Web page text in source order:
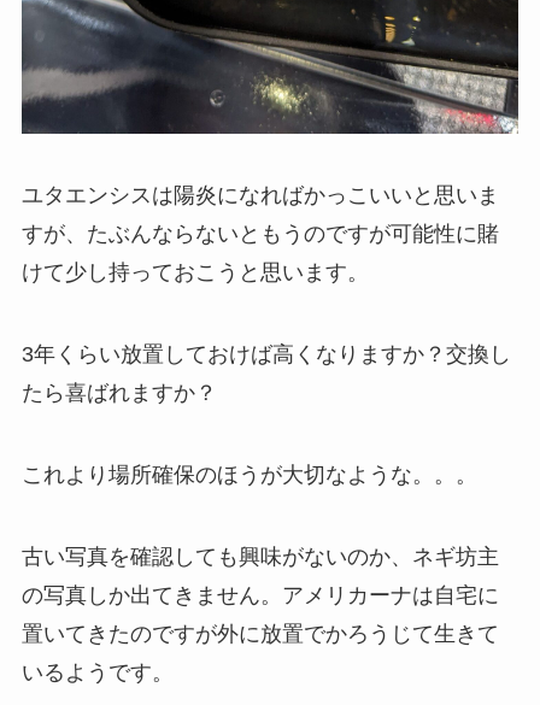
ユタエンシスは陽炎になればかっこいいと思いま
すが、たぶんならないともうのですが可能性に賭
けて少し持っておこうと思います。
3年くらい放置しておけば高くなりますか？交換し
たら喜ばれますか？
これより場所確保のほうが大切なような。。。
古い写真を確認しても興味がないのか、ネギ坊主
の写真しか出てきません。アメリカーナは自宅に
置いてきたのですが外に放置でかろうじて生きて
いるようです。